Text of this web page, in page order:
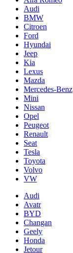
Audi
BMW
Citroen
Ford
Hyundai
Jeep
Kia
Lexus
Mazda
Mercedes-Benz
Mini
Nissan
Opel
Peugeot
Renault
Seat
Tesla
Toyota
Volvo
VW
Audi
Avatr
BYD
Changan
Geely
Honda
Jetour